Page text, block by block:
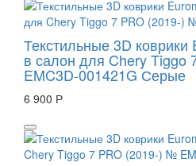
Текстильные 3D
в салон для Chery
EMC3D-001421G Серые
6 900 Р